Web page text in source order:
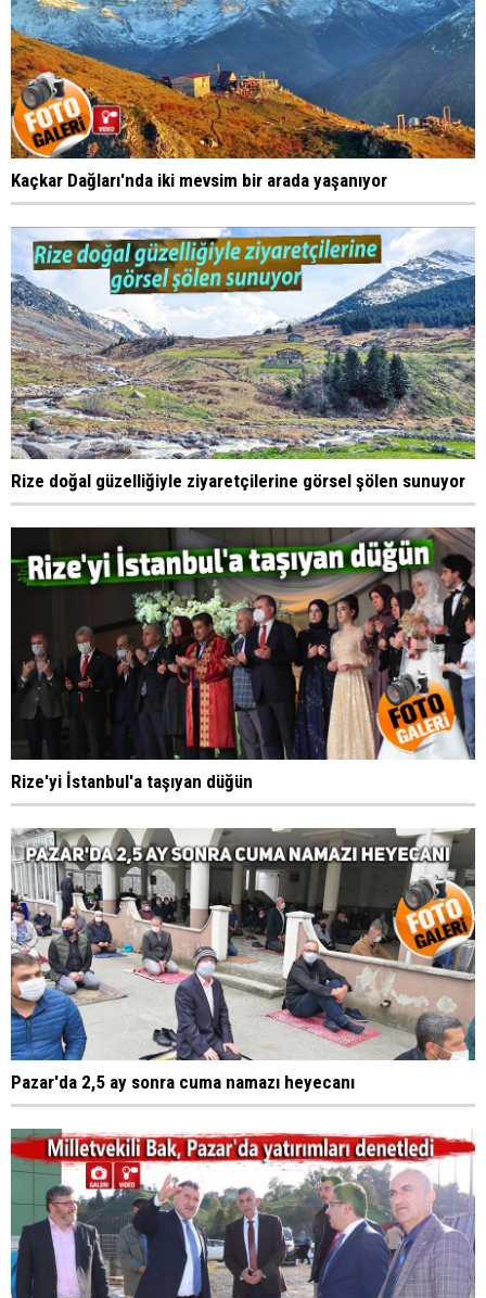
Kaçkar Dağları'nda iki mevsim bir arada yaşanıyor
Rize doğal güzelliğiyle ziyaretçilerine görsel şölen sunuyor
Rize'yi İstanbul'a taşıyan düğün
Pazar'da 2,5 ay sonra cuma namazı heyecanı